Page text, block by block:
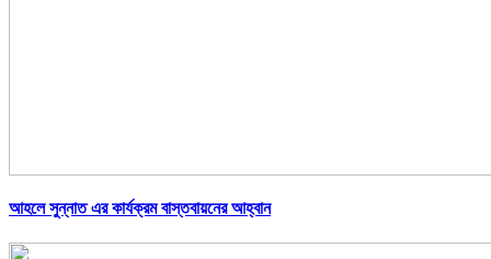
আহলে সুন্নাত এর কার্যক্রম বাস্তবায়নের আহ্বান